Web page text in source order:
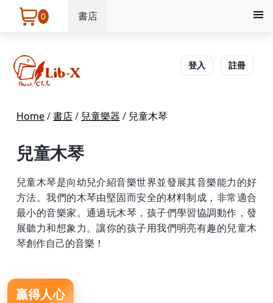
0 書店
登入 註冊
Home/書店/ 兒童樂器 / 兒童木琴
兒童木琴
兒童木琴是向幼兒介紹音樂世界並發展其音樂能力的好
方法。我們的木琴由堅固而安全的材料制成，非常適合
最小的音樂家。通過玩木琴，孩子們學習協調動作，發
展聽力和想象力。讓你的孩子用我們明亮有趣的兒童木
琴創作自己的音樂！
贏得人心